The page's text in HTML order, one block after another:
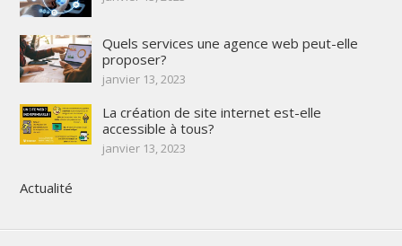
Quels services une agence web peut-elle
proposer?
janvier 13, 2023
La création de site internet est-elle
accessible à tous?
janvier 13, 2023
Actualité